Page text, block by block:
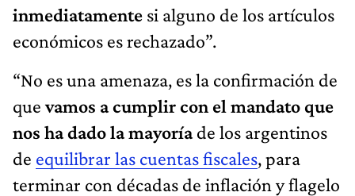
inmediatamente si alguno de los artículos
económicos es rechazado”.
“No es una amenaza, es la confirmación de
quevamos a cumplir con el mandato que
nos ha dado la mayoríade los argentinos
de equilibrar las cuentas fiscales, para
terminar con décadas de inflación y flagelo